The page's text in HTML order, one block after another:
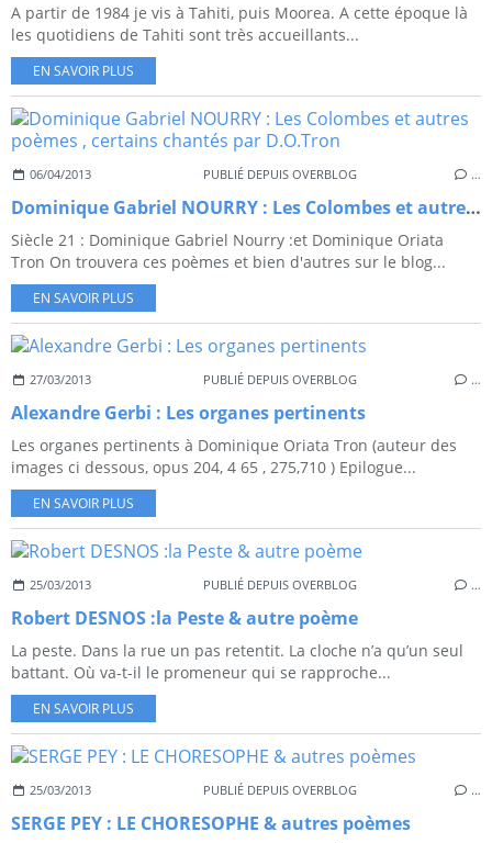
A partir de 1984 je vis à Tahiti, puis Moorea. A cette époque là
les quotidiens de Tahiti sont très accueillants...
EN SAVOIR PLUS
06/04/2013 PUBLIÉ DEPUIS OVERBLOG …
Dominique Gabriel NOURRY : Les Colombes et autres poèmes , certains chantés par D.O.Tron
Siècle 21 : Dominique Gabriel Nourry :et Dominique Oriata
Tron On trouvera ces poèmes et bien d'autres sur le blog...
EN SAVOIR PLUS
27/03/2013 PUBLIÉ DEPUIS OVERBLOG …
Alexandre Gerbi : Les organes pertinents
Les organes pertinents à Dominique Oriata Tron (auteur des
images ci dessous, opus 204, 4 65 , 275,710 ) Epilogue...
EN SAVOIR PLUS
25/03/2013 PUBLIÉ DEPUIS OVERBLOG …
Robert DESNOS :la Peste & autre poème
La peste. Dans la rue un pas retentit. La cloche n’a qu’un seul
battant. Où va-t-il le promeneur qui se rapproche...
EN SAVOIR PLUS
25/03/2013 PUBLIÉ DEPUIS OVERBLOG …
SERGE PEY : LE CHORESOPHE & autres poèmes